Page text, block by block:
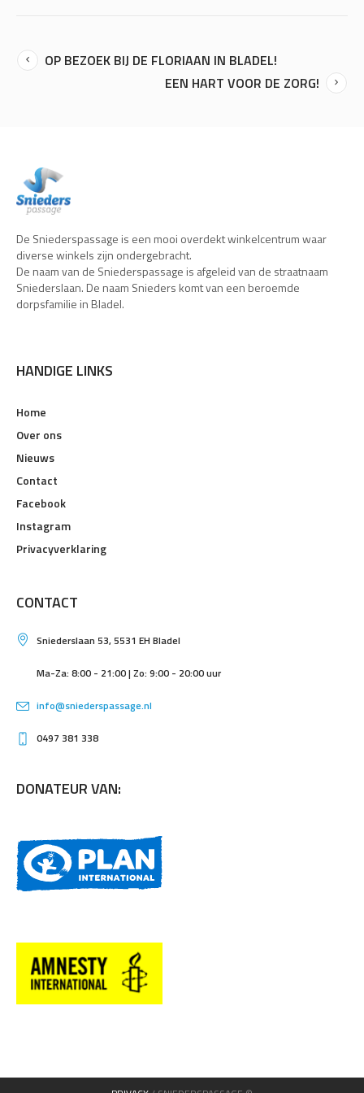
OP BEZOEK BIJ DE FLORIAAN IN BLADEL!
EEN HART VOOR DE ZORG!
De Sniederspassage is een mooi overdekt winkelcentrum waar
diverse winkels zijn ondergebracht.
De naam van de Sniederspassage is afgeleid van de straatnaam
Sniederslaan. De naam Snieders komt van een beroemde
dorpsfamilie in Bladel.
HANDIGE LINKS
Home
Over ons
Nieuws
Contact
Facebook
Instagram
Privacyverklaring
CONTACT
Sniederslaan 53, 5531 EH Bladel
Ma-Za: 8:00 - 21:00 | Zo: 9:00 - 20:00 uur
info@sniederspassage.nl
0497 381 338
DONATEUR VAN: